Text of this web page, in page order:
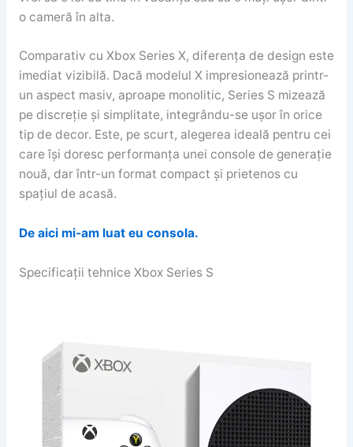
o cameră în alta.
Comparativ cu Xbox Series X, diferența de design este
imediat vizibilă. Dacă modelul X impresionează printr-
un aspect masiv, aproape monolitic, Series S mizează
pe discreție și simplitate, integrându-se ușor în orice
tip de decor. Este, pe scurt, alegerea ideală pentru cei
care își doresc performanța unei console de generație
nouă, dar într-un format compact și prietenos cu
spațiul de acasă.
De aici mi-am luat eu consola.
Specificații tehnice Xbox Series S